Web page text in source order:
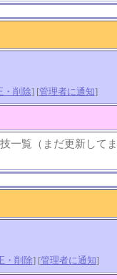
・削除] [管理者に通知]
一覧（まだ更新して
・削除] [管理者に通知]